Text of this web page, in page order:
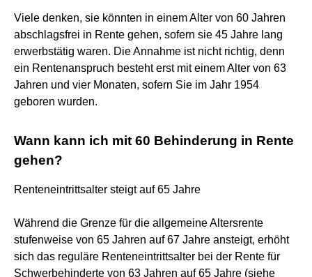
Viele denken, sie könnten in einem Alter von 60 Jahren
abschlagsfrei in Rente gehen, sofern sie 45 Jahre lang
erwerbstätig waren. Die Annahme ist nicht richtig, denn
ein Rentenanspruch besteht erst mit einem Alter von 63
Jahren und vier Monaten, sofern Sie im Jahr 1954
geboren wurden.
Wann kann ich mit 60 Behinderung in Rente
gehen?
Renteneintrittsalter steigt auf 65 Jahre
Während die Grenze für die allgemeine Altersrente
stufenweise von 65 Jahren auf 67 Jahre ansteigt, erhöht
sich das reguläre Renteneintrittsalter bei der Rente für
Schwerbehinderte von 63 Jahren auf 65 Jahre (siehe